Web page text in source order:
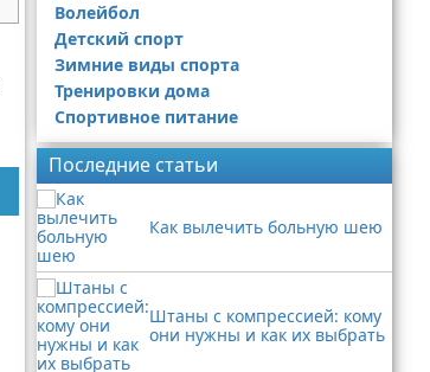
Волейбол
Детский спорт
Зимние виды спорта
Тренировки дома
Спортивное питание
Последние статьи
Как вылечить больную шею
Штаны с компрессией: кому
они нужны и как их выбрать